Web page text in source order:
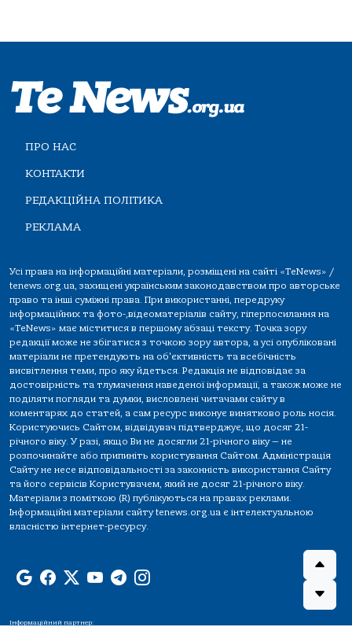
ПРО НАС
КОНТАКТИ
РЕДАКЦІЙНА ПОЛІТИКА
РЕКЛАМА
Усі права на інформаційні матеріали, розміщені на сайті «TeNews» /
tenews.org.ua, захищені українським законодавством про авторське
право та інші суміжні права. При використанні, передруку
інформаційних та фото-,відеоматеріалів сайту, гіперпосилання на
«TeNews» має міститися в першому абзаці тексту. Точка зору
редакції може не збігатися з точкою зору автора, а усі опубліковані
матеріали не претендують на об'єктивність та всебічність
висвітлення теми, про яку йдеться. Редакція не відповідає за
достовірність та тлумачення наведеної інформації, а також може не
поділяти погляди та думки, висловлені читачами сайту в
коментарях до статей, а сам ресурс виконує винятково роль носія.
Користуючись Сайтом, відвідувач підтверджує, що досяг 21-
річного віку. У разі, якщо Ви не досягли 21-річного віку — не
розпочинайте або припиніть користування Сайтом. Адміністрація
Сайту не несе відповідальності за законність використання Сайту
та його сервісів Користувачем, який не досяг 21-річного віку.
Матеріали з поміткою (R) публікуються на правах реклами.
Інформаційні матеріали сайту tenews.org.ua є інтелектуальною
власністю інтернет-ресурсу.
Інформаційний партнер: